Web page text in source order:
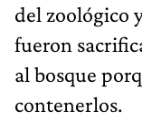
del zoológico
fueron
al bosque
contenerlos.